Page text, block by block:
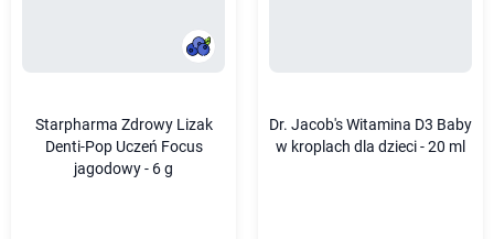
Starpharma Zdrowy Lizak
Denti-Pop Uczeń Focus
jagodowy - 6 g
Dr. Jacob's Witamina D3 Baby
w kroplach dla dzieci - 20 ml